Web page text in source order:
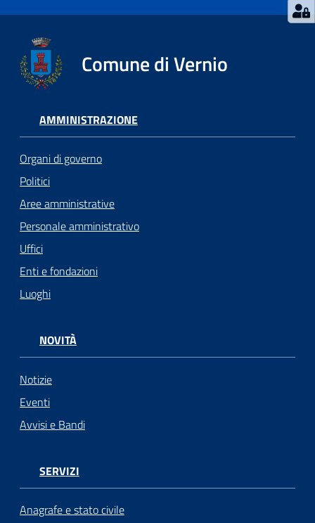
Comune di Vernio
AMMINISTRAZIONE
Organi di governo
Politici
Aree amministrative
Personale amministrativo
Uffici
Enti e fondazioni
Luoghi
NOVITÀ
Notizie
Eventi
Avvisi e Bandi
SERVIZI
Anagrafe e stato civile